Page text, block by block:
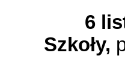
6
Szkoły,